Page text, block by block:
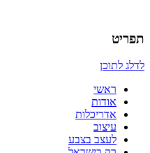
כמו אויר לנשימה
אדריכלית
תפריט
לדלג לתוכן
ראשי
אודות
אדריכלות
עיצוב
לעצב בצבע